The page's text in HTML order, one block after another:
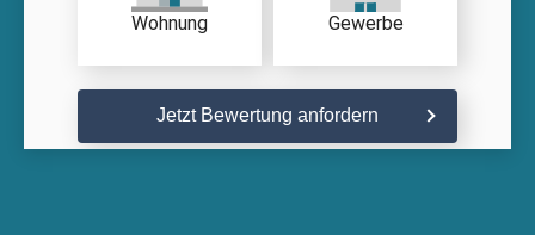
Wohnung Gewerbe
Jetzt Bewertung anfordern